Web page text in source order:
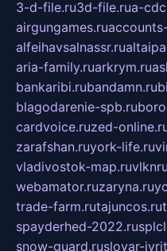
3-d-file.ru3d-file.rua-
airgungames.ru
alfeihavsalnassr.ru
aria-family.ruarkrym.ru
bankaribi.rubandamn.ru
blagodarenie-spb.ru
cardvoice.ruzed-
zarafshan.ruyork-life.ru
vladivostok-map.ru
webamator.ruzaryna.ru
trade-farm.rutajuncos.ru
spayderhed-2022.ru
snow-guard.ruslovar-